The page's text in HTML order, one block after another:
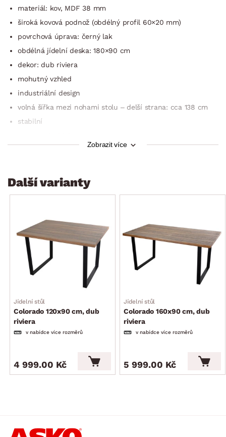
materiál: kov, MDF 38 mm
široká kovová podnož (obdélný profil 60×20 mm)
povrchová úprava: černý lak
obdélná jídelní deska: 180×90 cm
dekor: dub riviera
mohutný vzhled
industriální design
volná šířka mezi nohami stolu – delší strana: cca 138 cm
stabilní
dodáváno v demontu
Zobrazit více
Další varianty
Jídelní stůl
Colorado 120x90 cm, dub
riviera
v nabídce více rozměrů
4 999.00 Kč
Jídelní stůl
Colorado 160x90 cm, dub
riviera
v nabídce více rozměrů
5 999.00 Kč